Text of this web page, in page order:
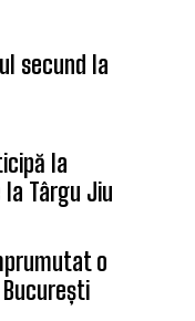
secund la
la
Târgu Jiu
o